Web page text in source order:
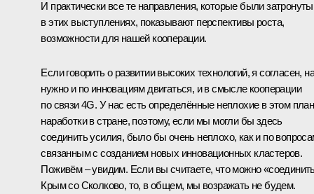
И практически все те направления, которые были затронуты
в этих выступлениях, показывают перспективы роста,
возможности для нашей кооперации.
Если говорить о развитии высоких технологий, я согласен,
нужно и по инновациям двигаться, и в смысле кооперации
по связи 4G. У нас есть определённые неплохие в этом
наработки в стране, поэтому, если мы могли бы здесь
соединить усилия, было бы очень неплохо, как и по
связанным с созданием новых инновационных кластеров.
Поживём – увидим. Если вы считаете, что можно
Крым со Сколково, то, в общем, мы возражать не будем.